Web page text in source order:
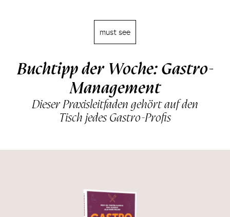
must see
Buchtipp der Woche: Gastro-
Management
Dieser Praxisleitfaden gehört auf den
Tisch jedes Gastro-Profis